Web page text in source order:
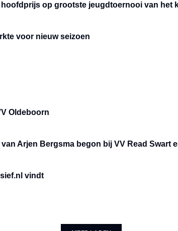
op grootste jeugdtoernooi van het
voor nieuw seizoen
Oldeboorn
Arjen Bergsma begon bij VV Read Swart
vindt